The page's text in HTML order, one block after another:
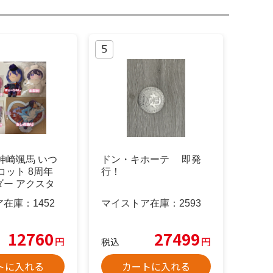
崎颯馬 いつ
ット 8周年
ー アクスタ
庫： 1452
12760円
に入れる
ドン・キホーテ 即発
行！
マイストア在庫： 2593
税込 27499円
カートに入れる